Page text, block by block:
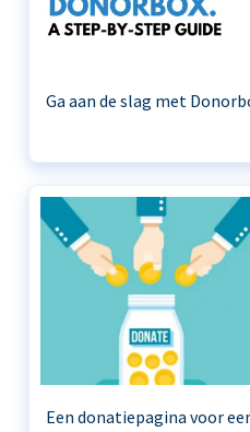
Ga aan de slag met
Een donatiepagina voor